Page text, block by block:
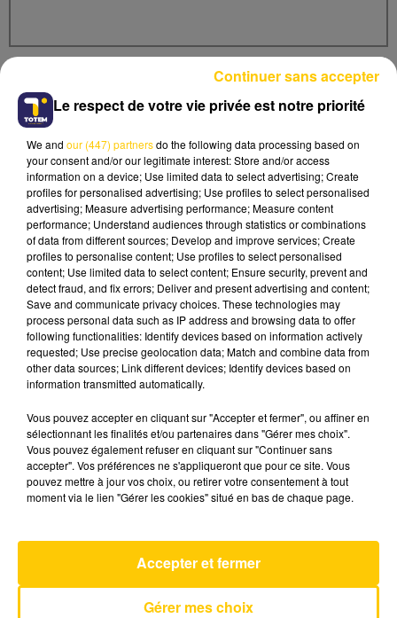
Votre numéro de téléphone*
Votre commune et votre département*
Participer au jeu
Le respect de votre vie privée est notre priorité
We and our (447) partnersdo the following data processing based on
your consent and/or our legitimate interest: Store and/or access
information on a device; Use limited data to select advertising; Create
profiles for personalised advertising; Use profiles to select personalised
advertising; Measure advertising performance; Measure content
performance; Understand audiences through statistics or combinations
of data from different sources; Develop and improve services; Create
profiles to personalise content; Use profiles to select personalised
content; Use limited data to select content; Ensure security, prevent and
detect fraud, and fix errors; Deliver and present advertising and content;
Save and communicate privacy choices. These technologies may
process personal data such as IP address and browsing data to offer
following functionalities: Identify devices based on information actively
requested; Use precise geolocation data; Match and combine data from
other data sources; Link different devices; Identify devices based on
information transmitted automatically.
Vous pouvez accepter en cliquant sur "Accepter et fermer", ou affiner en
sélectionnant les finalités et/ou partenaires dans "Gérer mes choix".
Vous pouvez également refuser en cliquant sur "Continuer sans
accepter". Vos préférences ne s'appliqueront que pour ce site. Vous
pouvez mettre à jour vos choix, ou retirer votre consentement à tout
moment via le lien "Gérer les cookies" situé en bas de chaque page.
Gérer mes choix
Accepter et fermer
Continuer sans accepter